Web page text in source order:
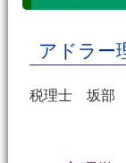
アドラー
税理士 坂部